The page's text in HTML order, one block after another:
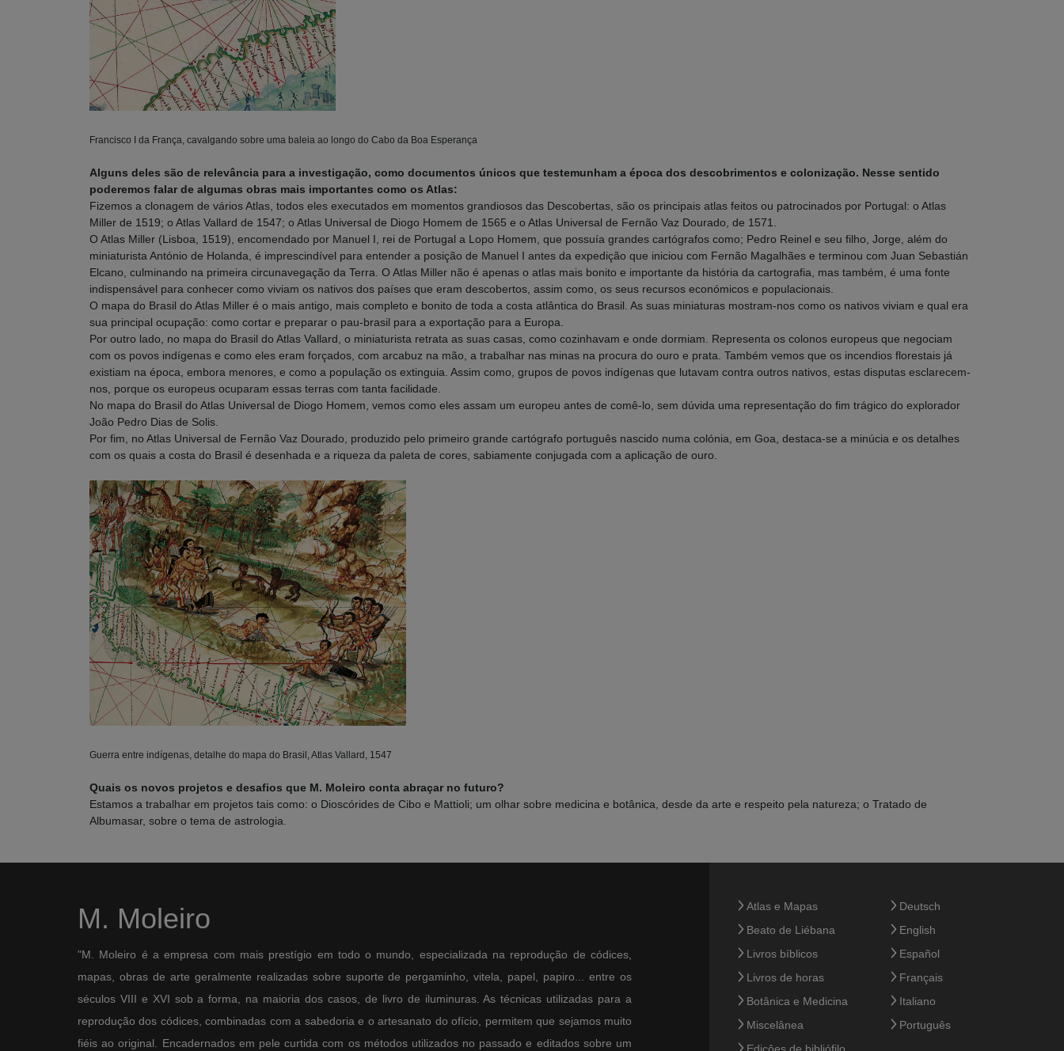
Francisco I da França, cavalgando sobre uma baleia ao longo do Cabo da Boa Esperança
Alguns deles são de relevância para a investigação, como documentos únicos que testemunham a época dos descobrimentos e colonização. Nesse sentido
poderemos falar de algumas obras mais importantes como os Atlas:
Fizemos a clonagem de vários Atlas, todos eles executados em momentos grandiosos das Descobertas, são os principais atlas feitos ou patrocinados por Portugal: o Atlas
Miller de 1519; o Atlas Vallard de 1547; o Atlas Universal de Diogo Homem de 1565 e o Atlas Universal de Fernão Vaz Dourado, de 1571.
O Atlas Miller (Lisboa, 1519), encomendado por Manuel I, rei de Portugal a Lopo Homem, que possuía grandes cartógrafos como; Pedro Reinel e seu filho, Jorge, além do
miniaturista António de Holanda, é imprescindível para entender a posição de Manuel I antes da expedição que iniciou com Fernão Magalhães e terminou com Juan Sebastián
Elcano, culminando na primeira circunavegação da Terra. O Atlas Miller não é apenas o atlas mais bonito e importante da história da cartografia, mas também, é uma fonte
indispensável para conhecer como viviam os nativos dos países que eram descobertos, assim como, os seus recursos económicos e populacionais.
O mapa do Brasil do Atlas Miller é o mais antigo, mais completo e bonito de toda a costa atlântica do Brasil. As suas miniaturas mostram-nos como os nativos viviam e qual era
sua principal ocupação: como cortar e preparar o pau-brasil para a exportação para a Europa.
Por outro lado, no mapa do Brasil do Atlas Vallard, o miniaturista retrata as suas casas, como cozinhavam e onde dormiam. Representa os colonos europeus que negociam
com os povos indígenas e como eles eram forçados, com arcabuz na mão, a trabalhar nas minas na procura do ouro e prata. Também vemos que os incendios florestais já
existiam na época, embora menores, e como a população os extinguia. Assim como, grupos de povos indígenas que lutavam contra outros nativos, estas disputas esclarecem-
nos, porque os europeus ocuparam essas terras com tanta facilidade.
No mapa do Brasil do Atlas Universal de Diogo Homem, vemos como eles assam um europeu antes de comê-lo, sem dúvida uma representação do fim trágico do explorador
João Pedro Dias de Solis.
Por fim, no Atlas Universal de Fernão Vaz Dourado, produzido pelo primeiro grande cartógrafo português nascido numa colónia, em Goa, destaca-se a minúcia e os detalhes
com os quais a costa do Brasil é desenhada e a riqueza da paleta de cores, sabiamente conjugada com a aplicação de ouro.
Guerra entre indígenas, detalhe do mapa do Brasil, Atlas Vallard, 1547
Quais os novos projetos e desafios que M. Moleiro conta abraçar no futuro?
Estamos a trabalhar em projetos tais como: o Dioscórides de Cibo e Mattioli; um olhar sobre medicina e botânica, desde da arte e respeito pela natureza; o Tratado de
Albumasar, sobre o tema de astrologia.
M. Moleiro
"M. Moleiro é a empresa com mais prestígio em todo o mundo, especializada na reprodução de códices,
mapas, obras de arte geralmente realizadas sobre suporte de pergaminho, vitela, papel, papiro... entre os
séculos VIII e XVI sob a forma, na maioria dos casos, de livro de iluminuras. As técnicas utilizadas para a
reprodução dos códices, combinadas com a sabedoria e o artesanato do ofício, permitem que sejamos muito
fiéis ao original. Encadernados em pele curtida com os métodos utilizados no passado e editados sobre um
Atlas e Mapas
Beato de Liébana
Livros bíblicos
Livros de horas
Botânica e Medicina
Miscelânea
Deutsch
English
Español
Français
Italiano
Português